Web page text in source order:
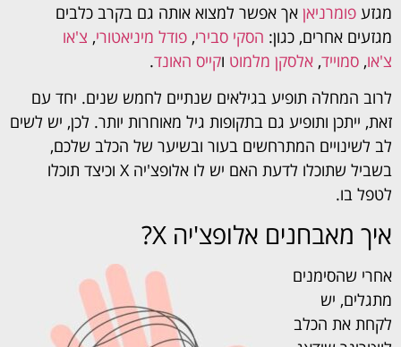
מגזע פומרניאן אך אפשר למצוא אותה גם בקרב כלבים
מגזעים אחרים, כגון: הסקי סבירי, פודל מיניאטורי, צ'או
צ'או, סמוייד, אלסקן מלמוט וקייס האונד.
לרוב המחלה תופיע בגילאים שנתיים לחמש שנים. יחד עם
זאת, ייתכן ותופיע גם בתקופות גיל מאוחרות יותר. לכן, יש לשים
לב לשינויים המתרחשים בעור ובשיער של הכלב שלכם,
בשביל שתוכלו לדעת האם יש לו אלופצ'יה X וכיצד תוכלו
לטפל בו.
איך מאבחנים אלופצ'יה X?
אחרי שהסימנים
מתגלים, יש
לקחת את הכלב